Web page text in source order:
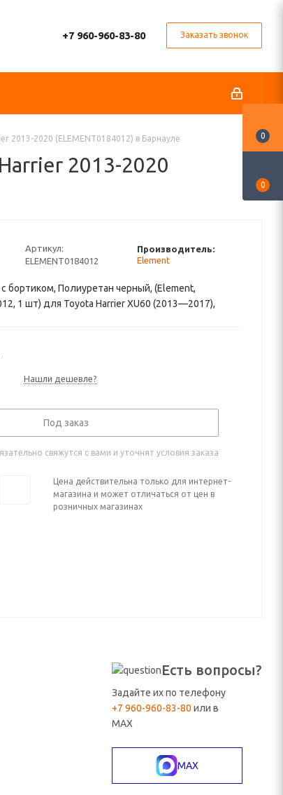
+7 960-960-83-80 Заказать звонок
2013-2020 (ELEMENT0184012) в Барнауле
2013-2020
Артикул:
ELEMENT0184012
Производитель:
Element
бортиком, Полиуретан черный, (Element,
1 шт) для Toyota Harrier XU60 (2013—2017),
Нашли дешевле?
Под заказ
свяжутся с вами и уточнят условия заказа
Цена действительна только для интернет-
магазина и может отличаться от цен в
розничных магазинах
Есть вопросы?
Задайте их по телефону
+7 960-960-83-80 или в
MAX
MAX
0
0